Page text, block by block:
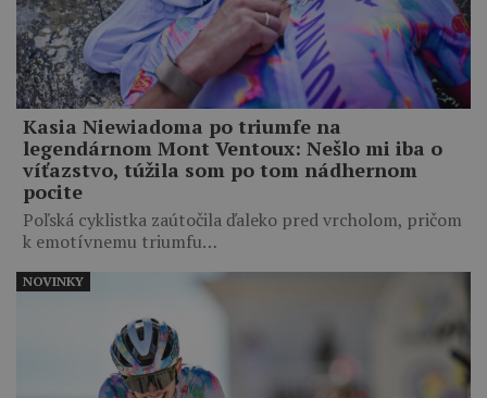
Kasia Niewiadoma po triumfe na
legendárnom Mont Ventoux: Nešlo mi iba o
víťazstvo, túžila som po tom nádhernom
pocite
Poľská cyklistka zaútočila ďaleko pred vrcholom, pričom
k emotívnemu triumfu…
NOVINKY